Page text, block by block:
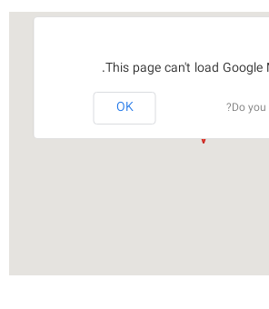
This page can't load Google
Do you
OK